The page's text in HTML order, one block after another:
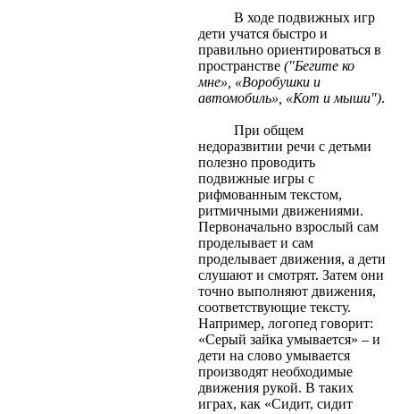
В ходе подвижных игр
дети учатся быстро и
правильно ориентироваться в
пространстве ("Бегите ко
мне», «Воробушки и
автомобиль», «Кот и мыши").
При общем
недоразвитии речи с детьми
полезно проводить
подвижные игры с
рифмованным текстом,
ритмичными движениями.
Первоначально взрослый сам
проделывает и сам
проделывает движения, а дети
слушают и смотрят. Затем они
точно выполняют движения,
соответствующие тексту.
Например, логопед говорит:
«Серый зайка умывается» – и
дети на слово умывается
производят необходимые
движения рукой. В таких
играх, как «Сидит, сидит